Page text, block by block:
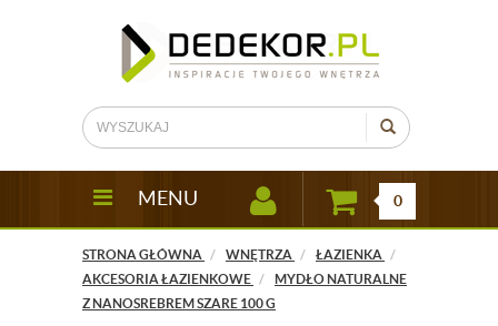
MENU 0
STRONA GŁÓWNA WNĘTRZA
ŁAZIENKA
AKCESORIA ŁAZIENKOWE
MYDŁO NATURALNE
Z NANOSREBREM SZARE 100 G